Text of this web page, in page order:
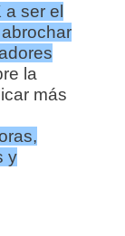
a ser el
la
más
y